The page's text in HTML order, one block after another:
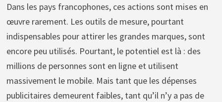
Dans les pays francophones, ces actions sont mises en
œuvre rarement. Les outils de mesure, pourtant
indispensables pour attirer les grandes marques, sont
encore peu utilisés. Pourtant, le potentiel est là : des
millions de personnes sont en ligne et utilisent
massivement le mobile. Mais tant que les dépenses
publicitaires demeurent faibles, tant qu’il n’y a pas de